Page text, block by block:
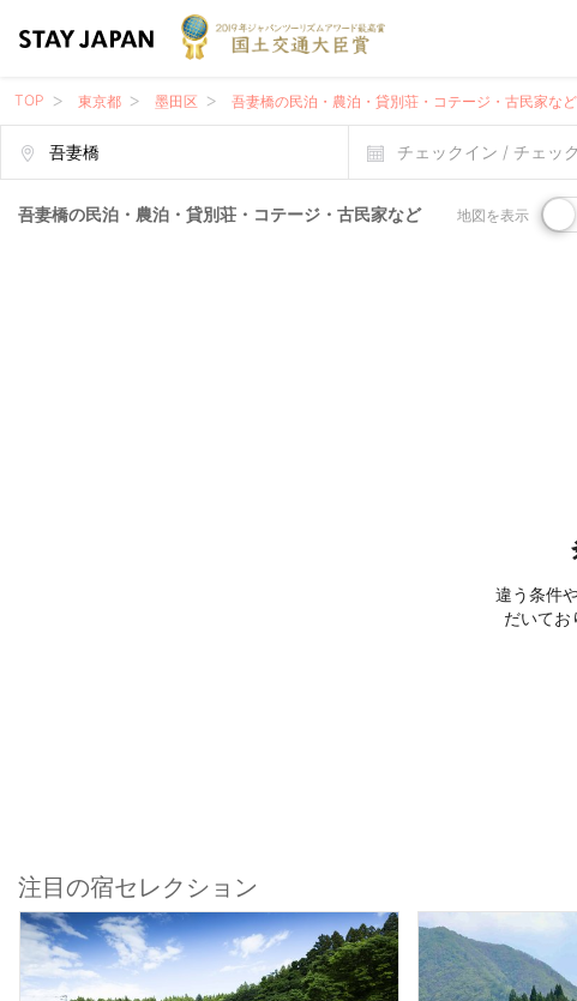
TOP 東京都 墨田区 吾妻橋の民泊・農泊・貸別荘・コテージ・古民家など
チェックイン / チェッ
吾妻橋の民泊・農泊・貸別荘・コテージ・古民家など 地図を表示
違う条件
だいてお
注目の宿セレクション